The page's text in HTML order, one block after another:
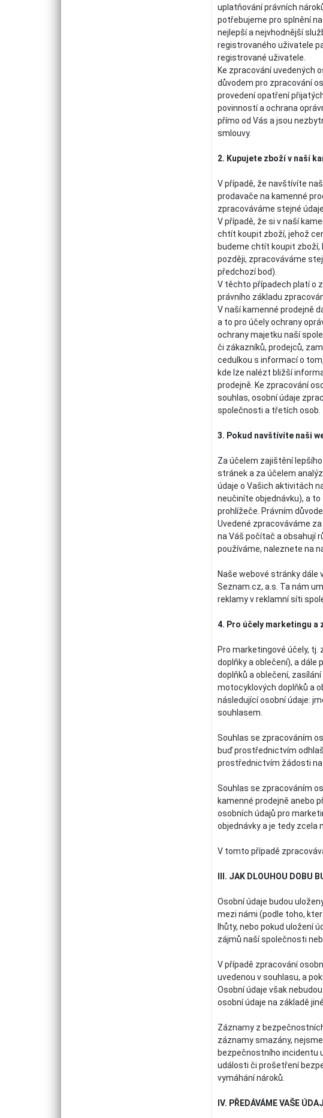
uplatňování právních
potřebujeme pro splnění
nejlepší a nejvhodnější
registrovaného uživatele
registrované uživatele.
Ke zpracování uvedených
důvodem pro zpracování
provedení opatření
povinností a ochrana
přímo od Vás a jsou
smlouvy.
2. Kupujete zboží v naší
V případě, že navštívíte
prodavače na kamenné
zpracováváme stejné
V případě, že si v naší
chtít koupit zboží, jehož
budeme chtít koupit zboží,
později, zpracováváme
předchozí bod).
V těchto případech platí o
právního základu
V naší kamenné prodejně
a to pro účely ochrany
ochrany majetku naší
či zákazníků, prodejců,
cedulkou s informací o
kde lze nalézt bližší
prodejně. Ke zpracování
souhlas, osobní údaje
společnosti a třetích osob.
3. Pokud navštívíte naši
Za účelem zajištění
stránek a za účelem
údaje o Vašich aktivitách
neučiníte objednávku), a
prohlížeče. Právním
Uvedené zpracováváme
na Váš počítač a obsahují
používáme, naleznete na
Naše webové stránky
Seznam.cz, a.s. Ta nám
reklamy v reklamní síti
4. Pro účely marketingu a
Pro marketingové účely,
doplňky a oblečení), a
doplňků a oblečení,
motocyklových doplňků a
následující osobní údaje:
souhlasem.
Souhlas se zpracováním
buď prostřednictvím
prostřednictvím žádosti na
Souhlas se zpracováním
kamenné prodejně anebo
osobních údajů pro
objednávky a je tedy zcela
V tomto případě
III. JAK DLOUHOU DOBU
Osobní údaje budou
mezi námi (podle toho,
lhůty, nebo pokud uložení
zájmů naší společnosti
V případě zpracování
uvedenou v souhlasu, a
Osobní údaje však
osobní údaje na základě
Záznamy z
záznamy smazány,
bezpečnostního incidentu
události či prošetření
vymáhání nároků.
IV. PŘEDÁVÁME VAŠE